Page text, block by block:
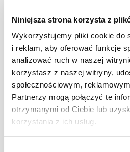
Niniejsza strona korzysta z
Wykorzystujemy pliki cookie do
i reklam, aby oferować funkcje
analizować ruch w naszej
korzystasz z naszej witryny,
społecznościowym,
Partnerzy mogą połączyć te
otrzymanymi od Ciebie lub
korzystania z ich usług.